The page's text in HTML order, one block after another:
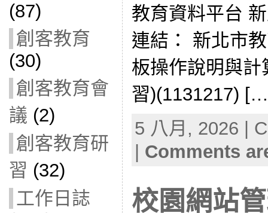
(87)
創客教育
(30)
創客教育會
議 (2)
創客教育研
習 (32)
工作日誌
教育資料平台
連結： 新北市
板操作說明與
習)(1131217)
5 八月, 2026 |
| Comments
校園網站